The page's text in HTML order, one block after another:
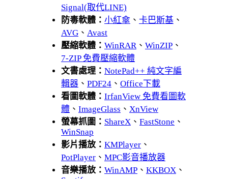
Signal(取代LINE)
防毒軟體： 小紅傘 、 卡巴斯基 、
AVG 、 Avast
壓縮軟體： WinRAR 、 WinZIP 、
7-ZIP 免費壓縮軟體
文書處理： NotePad++ 純文字編
輯器 、 PDF24 、 Office下載
看圖軟體： IrfanView 免費看圖軟
體 、 ImageGlass 、 XnView
螢幕抓圖： ShareX 、 FastStone 、
WinSnap
影片播放： KMPlayer 、
PotPlayer 、 MPC影音播放器
音樂播放： WinAMP 、 KKBOX 、